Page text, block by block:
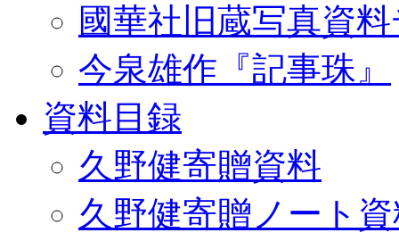
國華社旧蔵写真資
今泉雄作『記事珠』
資料目録
久野健寄贈資料
久野健寄贈ノート